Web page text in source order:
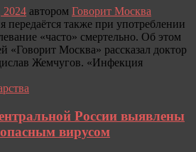
2024 автором Говорит Москва
передаётся также при употреблении
«часто» смертельно. Об этом
«Говорит Москва» рассказал доктор
Жемчугов. «Инфекция
России выявлены
вирусом